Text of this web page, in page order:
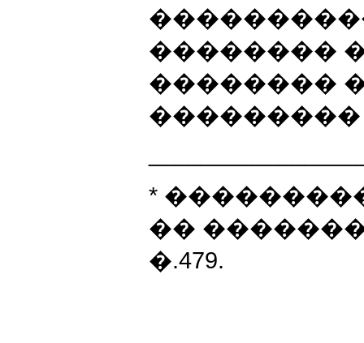
��������
��������
���������
*
��
�.479.